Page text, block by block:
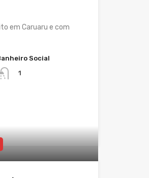
em Caruaru e com
Social
1